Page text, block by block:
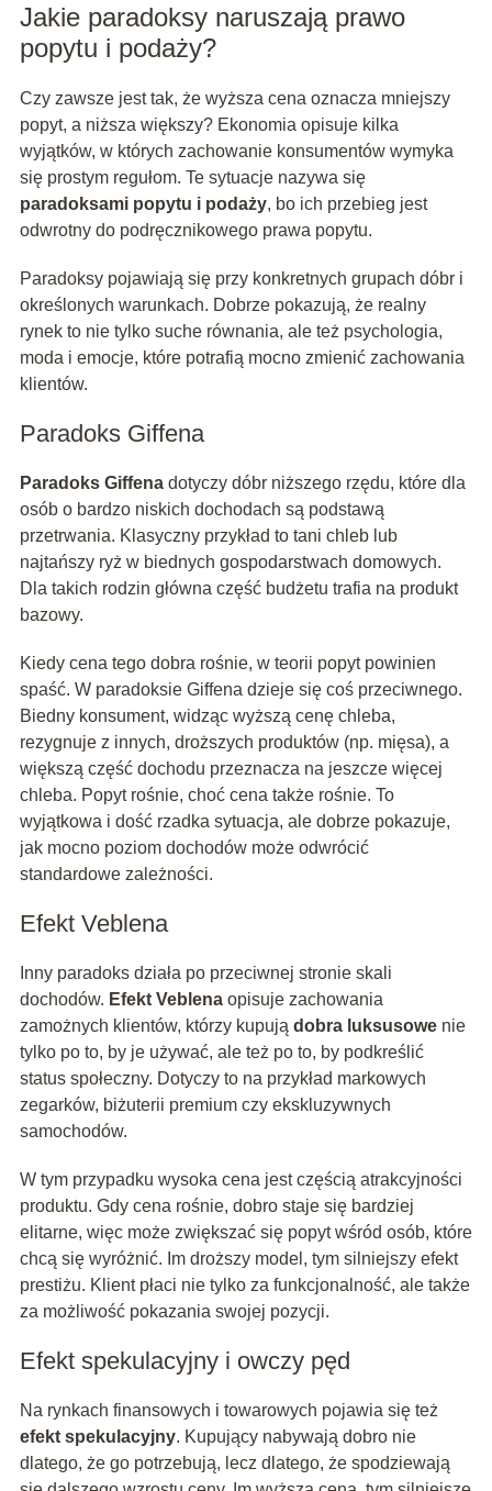
Jakie paradoksy naruszają prawo
popytu i podaży?
Czy zawsze jest tak, że wyższa cena oznacza mniejszy
popyt, a niższa większy? Ekonomia opisuje kilka
wyjątków, w których zachowanie konsumentów wymyka
się prostym regułom. Te sytuacje nazywa się
paradoksami popytu i podaży, bo ich przebieg jest
odwrotny do podręcznikowego prawa popytu.
Paradoksy pojawiają się przy konkretnych grupach dóbr i
określonych warunkach. Dobrze pokazują, że realny
rynek to nie tylko suche równania, ale też psychologia,
moda i emocje, które potrafią mocno zmienić zachowania
klientów.
Paradoks Giffena
Paradoks Giffenadotyczy dóbr niższego rzędu, które dla
osób o bardzo niskich dochodach są podstawą
przetrwania. Klasyczny przykład to tani chleb lub
najtańszy ryż w biednych gospodarstwach domowych.
Dla takich rodzin główna część budżetu trafia na produkt
bazowy.
Kiedy cena tego dobra rośnie, w teorii popyt powinien
spaść. W paradoksie Giffena dzieje się coś przeciwnego.
Biedny konsument, widząc wyższą cenę chleba,
rezygnuje z innych, droższych produktów (np. mięsa), a
większą część dochodu przeznacza na jeszcze więcej
chleba. Popyt rośnie, choć cena także rośnie. To
wyjątkowa i dość rzadka sytuacja, ale dobrze pokazuje,
jak mocno poziom dochodów może odwrócić
standardowe zależności.
Efekt Veblena
Inny paradoks działa po przeciwnej stronie skali
dochodów. Efekt Veblenaopisuje zachowania
zamożnych klientów, którzy kupują dobra luksusowenie
tylko po to, by je używać, ale też po to, by podkreślić
status społeczny. Dotyczy to na przykład markowych
zegarków, biżuterii premium czy ekskluzywnych
samochodów.
W tym przypadku wysoka cena jest częścią atrakcyjności
produktu. Gdy cena rośnie, dobro staje się bardziej
elitarne, więc może zwiększać się popyt wśród osób, które
chcą się wyróżnić. Im droższy model, tym silniejszy efekt
prestiżu. Klient płaci nie tylko za funkcjonalność, ale także
za możliwość pokazania swojej pozycji.
Efekt spekulacyjny i owczy pęd
Na rynkach finansowych i towarowych pojawia się też
efekt spekulacyjny. Kupujący nabywają dobro nie
dlatego, że go potrzebują, lecz dlatego, że spodziewają